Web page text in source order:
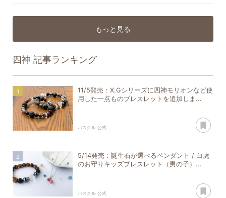
もっと見る
四神 記事ランキング
11/5発売：X.Gシリーズに四神モリオンなど使
用した一点ものブレスレットを追加しま...
パスクル 公式
5/14発売：誕生石が選べるペンダント / 白虎
のお守りキッズブレスレット（男の子）...
パスクル 公式